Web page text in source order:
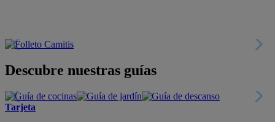
Descubre nuestras guías
Tarjeta